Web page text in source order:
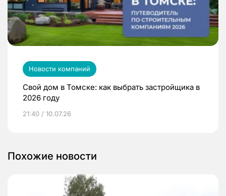
Новости компаний
Свой дом в Томске: как выбрать застройщика в
2026 году
21:40 / 10.07.26
Похожие новости